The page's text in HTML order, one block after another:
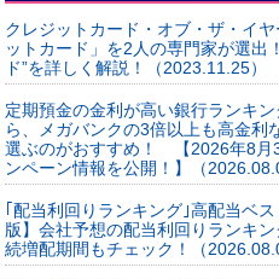
クレジットカード・オブ・ザ・イ
ットカード」を2人の専門家が選出
ド”を詳しく解説！（2023.11.25）
定期預金の金利が高い銀行ランキ
ら、メガバンクの3倍以上も高金利
選ぶのがおすすめ！ 【2026年8月
ンペーン情報を公開！】（
｢配当利回りランキング｣高配当ベ
版】会社予想の配当利回りランキ
続増配期間もチェック！（